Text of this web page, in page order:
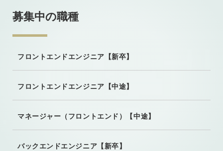
募集中の職種
フロントエンドエンジニア【新卒】
フロントエンドエンジニア【中途】
マネージャー （フロントエンド）【中途】
バックエンドエンジニア【新卒】